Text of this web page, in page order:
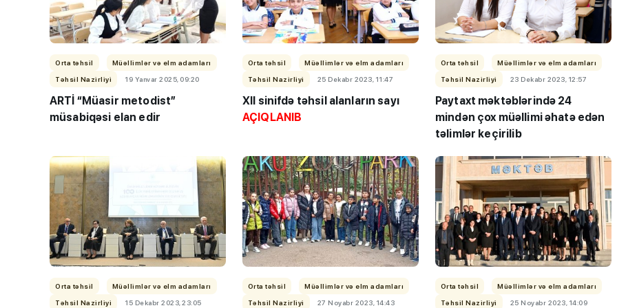
Orta təhsil
Müəllimlər və elm adamları
Təhsil Nazirliyi
19 Yanvar 2025, 09:20
ARTİ “Müasir metodist”
müsabiqəsi elan edir
Orta təhsil
Müəllimlər və elm adamları
Təhsil Nazirliyi
25 Dekabr 2023, 11:47
XII sinifdə təhsil alanların sayı
AÇIQLANIB
Orta təhsil
Müəllimlər və elm adamları
Təhsil Nazirliyi
23 Dekabr 2023, 12:57
Paytaxt məktəblərində 24
mindən çox müəllimi əhatə edən
təlimlər keçirilib
Orta təhsil
Müəllimlər və elm adamları
Təhsil Nazirliyi
15 Dekabr 2023, 23:05
Orta təhsil
Müəllimlər və elm adamları
Təhsil Nazirliyi
27 Noyabr 2023, 14:43
Orta təhsil
Müəllimlər və elm adamları
Təhsil Nazirliyi
25 Noyabr 2023, 14:09
III ixtisas qrupu: ən çox iş
imkanı olan ixtisaslar
AÇIQLANDI
MİQ balına görə Bakı üzrə
birinci, respublika üzrə
OLDU